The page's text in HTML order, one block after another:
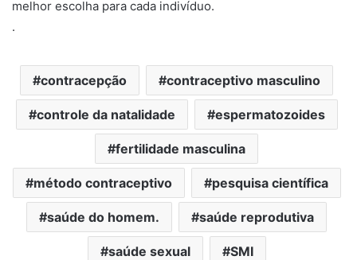
melhor escolha para cada indivíduo.
.
contracepção contraceptivo masculino
controle da natalidade espermatozoides
fertilidade masculina
método contraceptivo pesquisa científica
saúde do homem. saúde reprodutiva
saúde sexual SMI